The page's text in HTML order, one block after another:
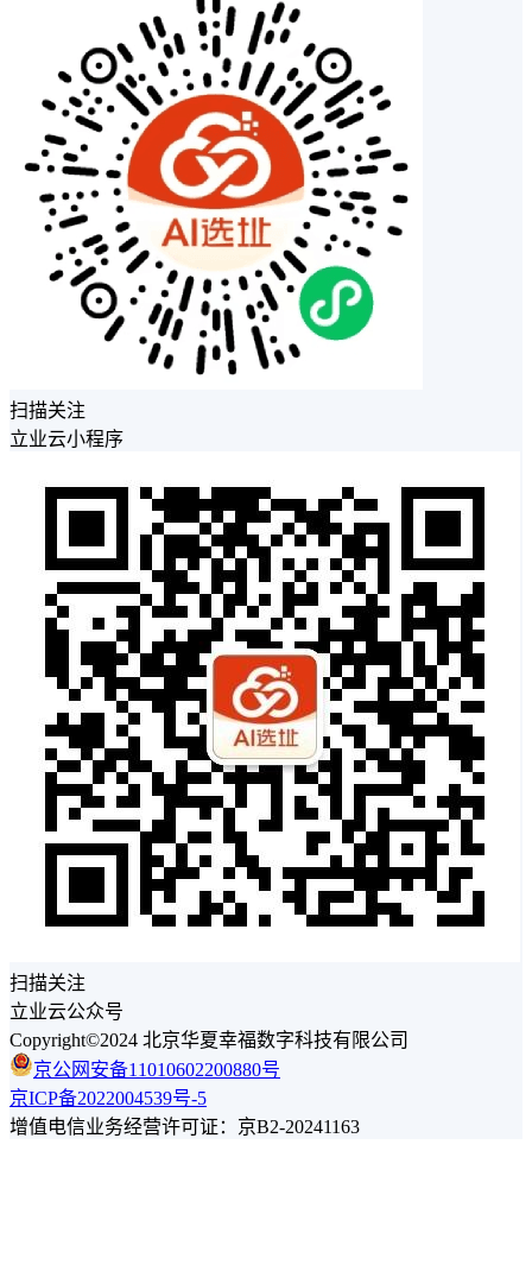
扫描关注
立业云小程序
扫描关注
立业云公众号
Copyright©2024 北京华夏幸福数字科技有限公司
京公网安备11010602200880号
京ICP备2022004539号-5
增值电信业务经营许可证：京B2-20241163